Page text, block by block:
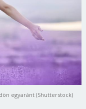
egyaránt (Shutterstock)